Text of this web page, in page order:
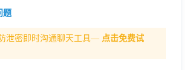
题
泄密即时沟通聊天工具— 点击免费试